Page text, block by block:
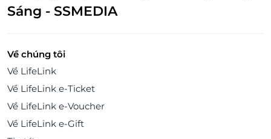
Sáng - SSMEDIA
Về chúng tôi
Về LifeLink
Về LifeLink e-Ticket
Về LifeLink e-Voucher
Về LifeLink e-Gift